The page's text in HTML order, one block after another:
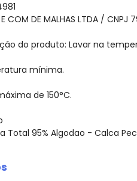
COM DE MALHAS LTDA /
do produto: Lavar na
mínima.
de 150°C.
Total 95% Algodao - Calca